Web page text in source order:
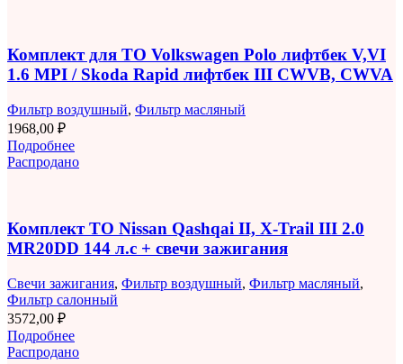
Комплект для ТО Volkswagen Polo лифтбек V,VI
1.6 MPI / Skoda Rapid лифтбек III CWVB, CWVA
Фильтр воздушный, Фильтр масляный
1968,00 ₽
Подробнее
Распродано
Комплект ТО Nissan Qashqai II, X-Trail III 2.0
MR20DD 144 л.с + свечи зажигания
Свечи зажигания, Фильтр воздушный, Фильтр масляный,
Фильтр салонный
3572,00 ₽
Подробнее
Распродано